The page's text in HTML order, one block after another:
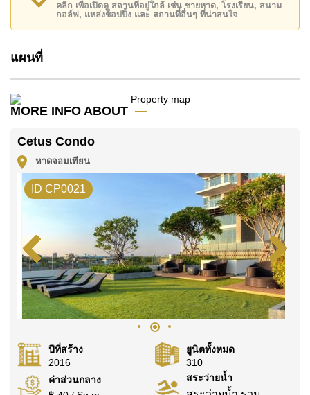
บาท คิดเป็น ฿ 138,025 บาทต่อตารางเมตร
บริษัท โดยมี ผู้ซื้อจ่ายค่าธรรมเนีนมการโอนทั้งหมด
ค้นพบโอกาสในการทำให้ที่อยู่อาศัยนี้เป็นบ้านในฝันของ
คุณ!
ติดต่อ Cornerstone Real Estate โทร +6638411250
หรือ อีเมลinfo@cornerstone.co.th
WhatsApp ของสำนักงาน:
@cornerstonepattaya
คลิก เพื่อเปิดดู สถานที่อยู่ใกล้ เช่น ชายหาด, โรงเรียน, สนาม
กอล์ฟ, แหล่งช็อปปิ้ง และ สถานที่อื่นๆ ที่น่าสนใจ
แผนที่
MORE INFO ABOUT
Cetus Condo
หาดจอมเทียน
ID CP0021
ปีที่สร้าง
2016
ยูนิตทั้งหมด
310
ค่าส่วนกลาง
สระว่ายน้ำ